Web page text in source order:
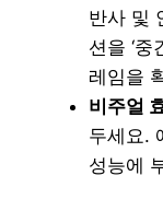
반사 및
션을 ‘중
레임을
비주얼
두세요.
성능에